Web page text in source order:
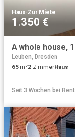
Haus·Zur Miete
1.350 €
Leuben, Dresden
65 m²2 ZimmerHaus
Seit 3 Wochen bei